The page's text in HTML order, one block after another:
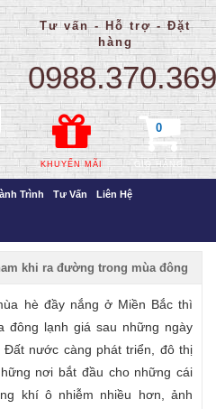
Tư vấn - Hỗ trợ - Đặt
hàng
0988.370.369
KHUYẾN MÃI
0
GIỎ HÀNG
Trình Tư Vấn Liên Hệ
khi ra đường trong mùa đông
hè đầy nắng ở Miền Bắc thì
đông lạnh giá sau những ngày
nước càng phát triển, đô thị
nơi bắt đầu cho những cái
khí ô nhiễm nhiều hơn, ảnh